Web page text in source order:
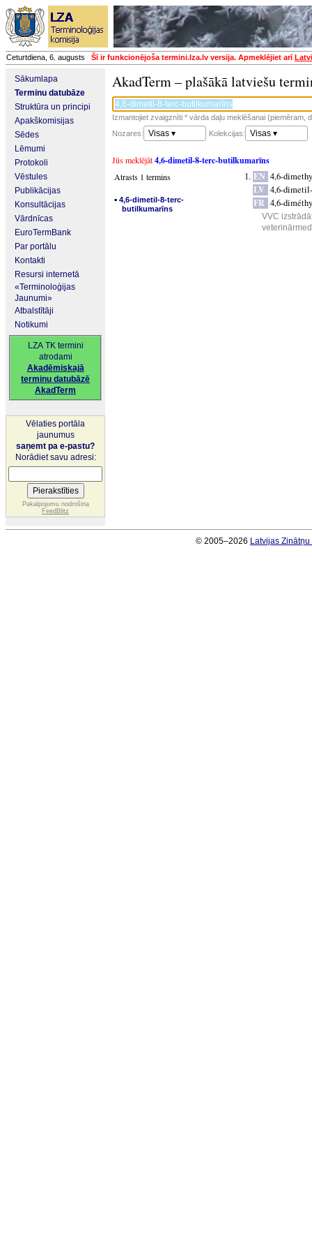
Ceturtdiena, 6. augusts Šī ir funkcionējoša termini.lza.lv versija. Apmeklējiet arī
Sākumlapa
Terminu datubāze
Struktūra un principi
Apakškomisijas
Sēdes
Lēmumi
Protokoli
Vēstules
Publikācijas
Konsultācijas
Vārdnīcas
EuroTermBank
Par portālu
Kontakti
Resursi internetā
«Terminoloģijas
Jaunumi»
Atbalstītāji
Notikumi
LZA TK termini
atrodami
Akadēmiskajā
terminu datubāzē
AkadTerm
Vēlaties portāla
jaunumus
saņemt pa e-pastu?
Norādiet savu adresi:
Pakalpojumu nodrošina
FeedBlitz
AkadTerm – plašākā latviešu
Izmantojiet zvaigznīti * vārda daļu meklēšanai (piemēram,
Nozares:
Visas ▾ Kolekcijas: Visas ▾
Jūs meklējāt4,6-dimetil-8-terc-butilkumarīns
Atrasts 1 termins
▪ 4,6-dimetil-8-terc-
butilkumarīns
EN 4,6-
LV 4,6-
FR 4,6-
VVC
© 2005–2026 Latvijas